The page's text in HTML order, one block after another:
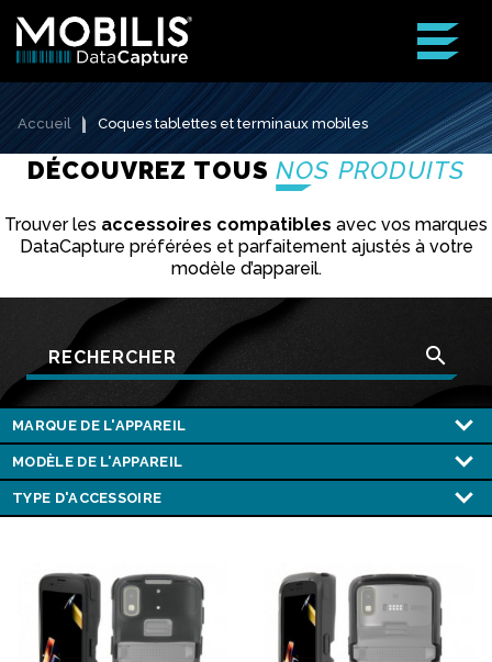
Accueil Coques tablettes et terminaux mobiles
DÉCOUVREZ TOUSNOS PRODUITS
Trouver les accessoires compatibles avec vos marques
DataCapture préférées et parfaitement ajustés à votre
modèle d’appareil.
search